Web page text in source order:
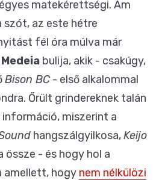
matekérettségi. Ám
az este hétre
fél óra múlva már
Medeia bulija, akik - csakúgy,
Bison BC - első alkalommal
Őrült grindereknek talán
miszerint a
hangszálgyilkosa,Keijo
össze - és hogy hol a
amellett, hogy nem nélkülözi